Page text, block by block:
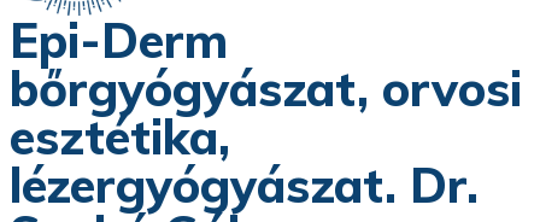
Epi-Derm
bőrgyógyászat, orvosi
esztétika,
lézergyógyászat. Dr.